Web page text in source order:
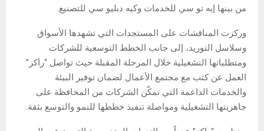
من بينها إيه تو سي للخدمات وكيه دبليو سي للتصنيع.
وركزت المناقشات على المستجدات التي تشهدها الأسواق
وسلاسل التوريد، إلى جانب الخطط التوسعية للشركات
ومتطلباتها التشغيلية خلال المرحلة المقبلة حيث تواصل “راكز”
العمل عن كثب مع مجتمع الأعمال لضمان توفير البيئة
والخدمات الداعمة التي تمكّن الشركات من المحافظة على
جاهزيتها التشغيلية ومواصلة تنفيذ خططها للنمو والتوسع بثقة.